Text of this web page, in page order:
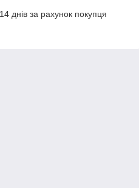
днів за рахунок покупця